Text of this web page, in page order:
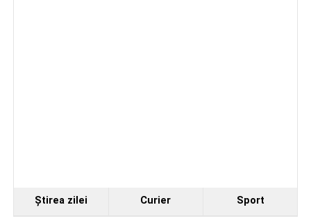
Ştirea zilei Curier Sport